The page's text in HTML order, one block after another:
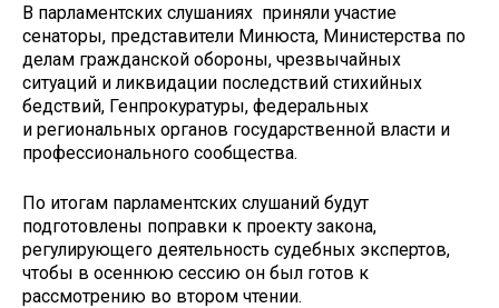
В парламентских слушаниях приняли участие
сенаторы, представители Минюста, Министерства по
делам гражданской обороны, чрезвычайных
ситуаций и ликвидации последствий стихийных
бедствий, Генпрокуратуры, федеральных
и региональных органов государственной власти и
профессионального сообщества.
По итогам парламентских слушаний будут
подготовлены поправки к проекту закона,
регулирующего деятельность судебных экспертов,
чтобы в осеннюю сессию он был готов к
рассмотрению во втором чтении.